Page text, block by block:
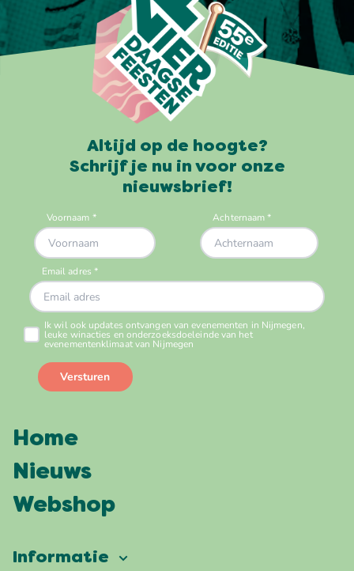
Altijd op de hoogte?
Schrijf je nu in voor onze
nieuwsbrief!
Home
Nieuws
Webshop
Informatie